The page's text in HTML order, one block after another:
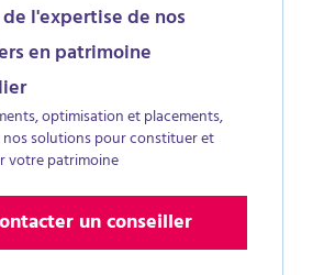
l'expertise de nos
en patrimoine
optimisation et placements,
solutions pour constituer et
votre patrimoine
un conseiller